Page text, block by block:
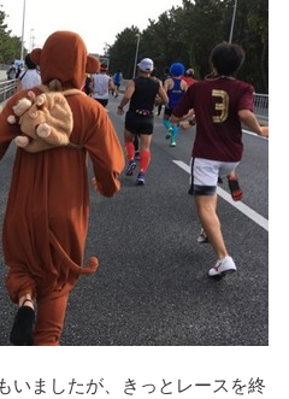
いましたが、きっとレースを終